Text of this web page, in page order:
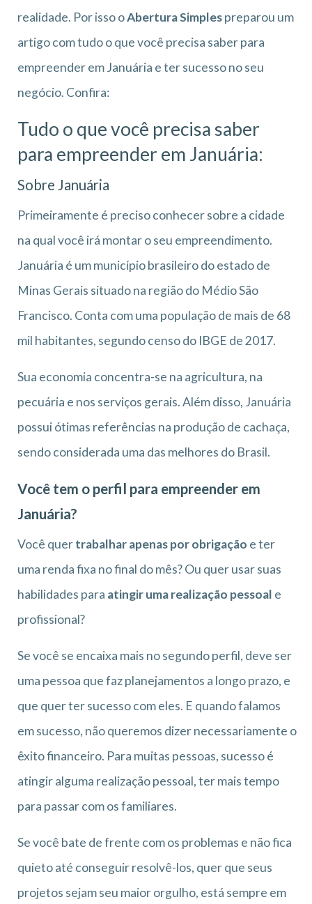
realidade. Por isso oAbertura Simplespreparou um
artigo com tudo o que você precisa saber para
empreender em Januária e ter sucesso no seu
negócio. Confira:
Tudo o que você precisa saber
para empreender em Januária:
Sobre Januária
Primeiramente é preciso conhecer sobre a cidade
na qual você irá montar o seu empreendimento.
Januária é um município brasileiro do estado de
Minas Gerais situado na região do Médio São
Francisco. Conta com uma população de mais de 68
mil habitantes, segundo censo do IBGE de 2017.
Sua economia concentra-se na agricultura, na
pecuária e nos serviços gerais. Além disso, Januária
possui ótimas referências na produção de cachaça,
sendo considerada uma das melhores do Brasil.
Você tem o perfil para empreender em
Januária?
Você quertrabalhar apenas por obrigação e ter
uma renda fixa no final do mês? Ou quer usar suas
habilidades para atingir uma realização pessoal e
profissional?
Se você se encaixa mais no segundo perfil, deve ser
uma pessoa que faz planejamentos a longo prazo, e
que quer ter sucesso com eles. E quando falamos
em sucesso, não queremos dizer necessariamente o
êxito financeiro. Para muitas pessoas, sucesso é
atingir alguma realização pessoal, ter mais tempo
para passar com os familiares.
Se você bate de frente com os problemas e não fica
quieto até conseguir resolvê-los, quer que seus
projetos sejam seu maior orgulho, está sempre em